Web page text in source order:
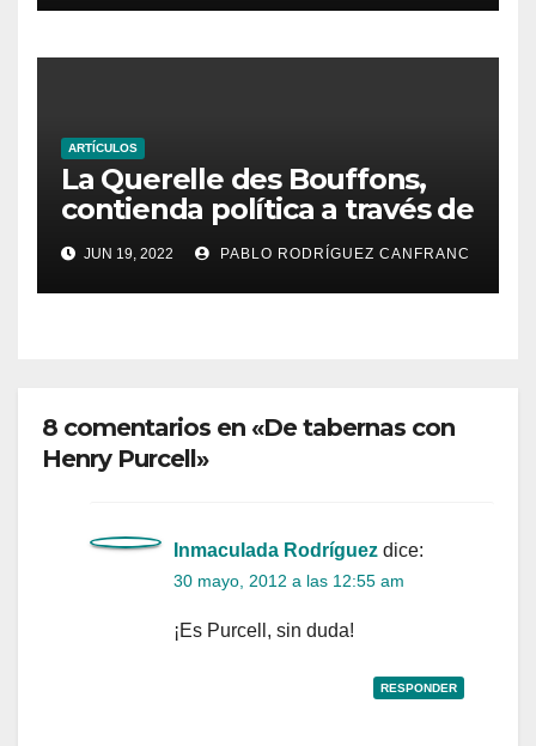
ARTÍCULOS
La Querelle des Bouffons,
contienda política a través de
la ópera
JUN 19, 2022 PABLO RODRÍGUEZ CANFRANC
8 comentarios en «De tabernas con
Henry Purcell»
Inmaculada Rodríguez dice:
30 mayo, 2012 a las 12:55 am
¡Es Purcell, sin duda!
RESPONDER